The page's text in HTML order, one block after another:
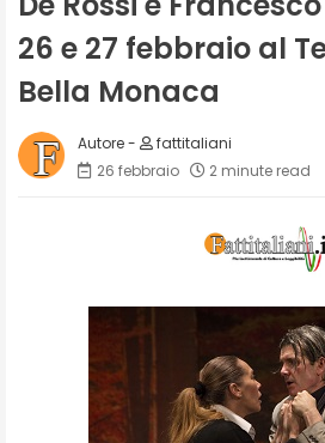
26 e 27 febbraio al
Bella Monaca
fattitaliani
26 febbraio
2 minute read